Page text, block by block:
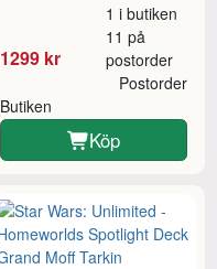
1299 kr
1 i butiken
11 på
postorder
Butiken
Postorder
Köp